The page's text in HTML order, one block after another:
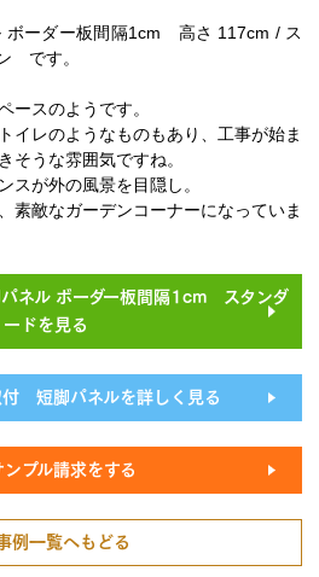
ーダー板間隔1cm 高さ 117cm / ス
です。
ースのようです。
イレのようなものもあり、工事が始ま
そうな雰囲気ですね。
スが外の風景を目隠し。
素敵なガーデンコーナーになっていま
ネル ボーダー板間隔1cm スタンダ
ードを見る
付 短脚パネルを詳しく見る
プル請求をする
例一覧へもどる